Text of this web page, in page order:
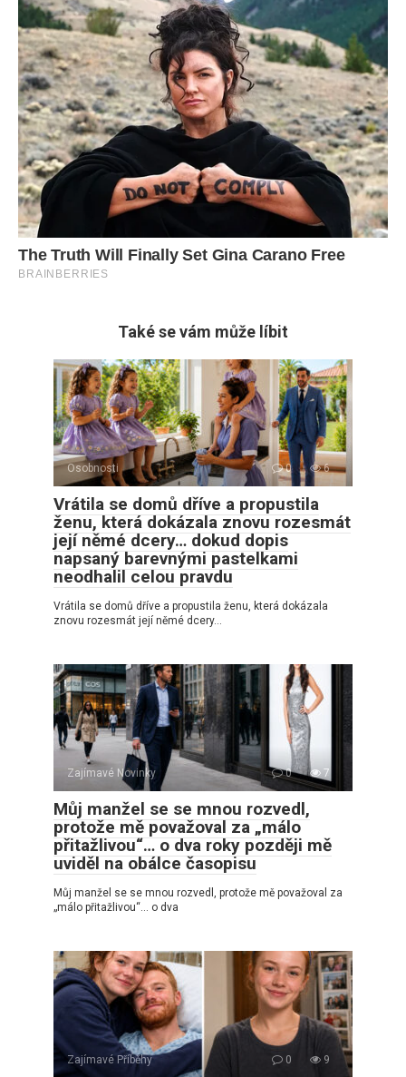
Také se vám může líbit
Osobnosti 0 6
Vrátila se domů dříve a propustila
ženu, která dokázala znovu rozesmát
její němé dcery… dokud dopis
napsaný barevnými pastelkami
neodhalil celou pravdu
Vrátila se domů dříve a propustila ženu, která dokázala
znovu rozesmát její němé dcery…
Zajímavé Novinky 0 7
Můj manžel se se mnou rozvedl,
protože mě považoval za „málo
přitažlivou“… o dva roky později mě
uviděl na obálce časopisu
Můj manžel se se mnou rozvedl, protože mě považoval za
„málo přitažlivou“… o dva
Zajímavé Příběhy 0 9